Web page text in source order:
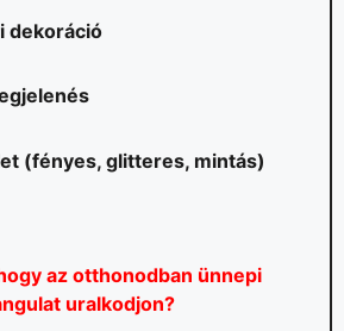
dekoráció
(fényes, glitteres, mintás)
az otthonodban ünnepi
uralkodjon?